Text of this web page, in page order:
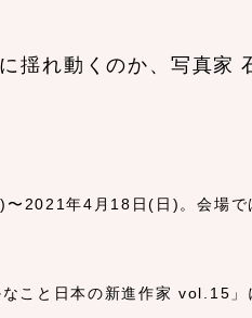
揺れ動くのか、写真家
2021年4月18日(日)。会場で
こと日本の新進作家 vol.15」